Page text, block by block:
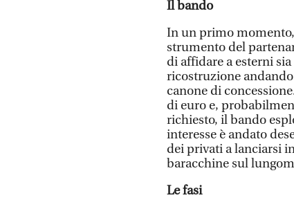
Il bando
In un primo
strumento del
di affidare a esterni
ricostruzione
canone di
di euro e,
richiesto, il bando
interesse è andato
dei privati a lanciarsi
baracchine sul
Le fasi